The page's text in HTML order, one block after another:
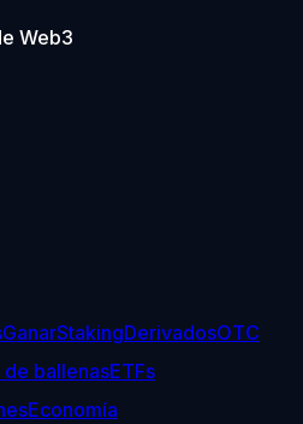
Web3
GanarStakingDerivadosOTC
de ballenasETFs
Economía